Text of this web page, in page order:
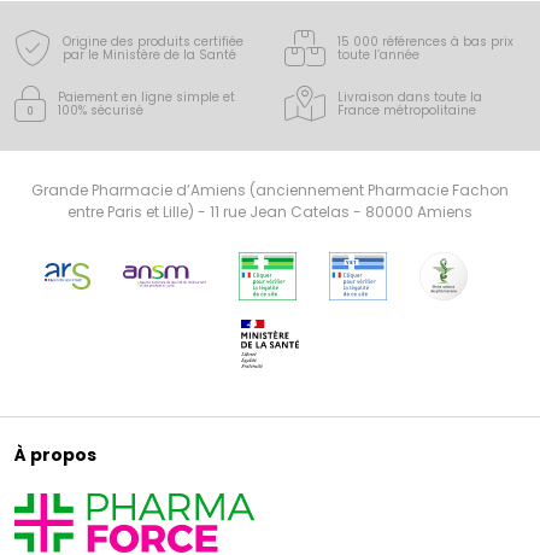
Origine des produits certifiée
par le Ministère de la Santé
15 000 références à bas prix
toute l’année
Paiement en ligne simple et
100% sécurisé
Livraison dans toute la
France métropolitaine
Grande Pharmacie d’Amiens (anciennement Pharmacie Fachon
entre Paris et Lille) - 11 rue Jean Catelas - 80000 Amiens
À propos